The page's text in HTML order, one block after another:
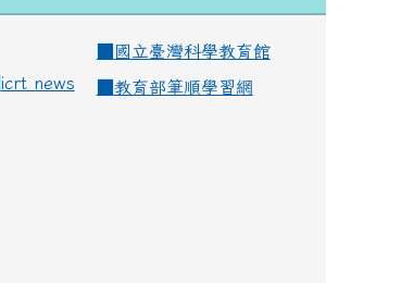
國立臺灣科學教育館
icrt news
教育部筆順學習網